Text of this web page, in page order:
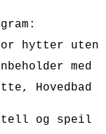
for hytter uten
med
Hovedbad
og speil